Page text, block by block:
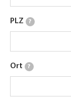
PLZ ?
Ort ?